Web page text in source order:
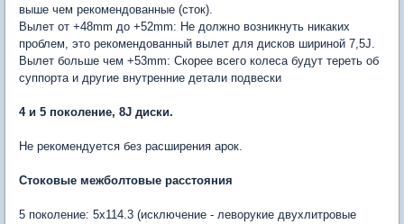
выше чем рекомендованные (сток).
Вылет от +48mm до +52mm: Не должно возникнуть никаких
проблем, это рекомендованный вылет для дисков шириной 7,5J.
Вылет больше чем +53mm: Скорее всего колеса будут тереть об
суппорта и другие внутренние детали подвески
4 и 5 поколение, 8J диски.
Не рекомендуется без расширения арок.
Стоковые межболтовые расстояния
5 поколение: 5x114.3 (исключение - леворукие двухлитровые